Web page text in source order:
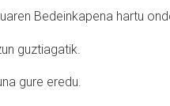
Bedeinkapena hartu
guztiagatik.
gure eredu.